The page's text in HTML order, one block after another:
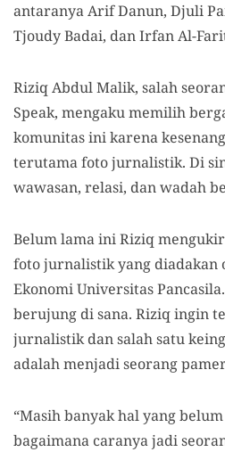
antaranya Arif Danun, Djuli
Tjoudy Badai, dan Irfan Al-
Riziq Abdul Malik, salah
Speak, mengaku memilih
komunitas ini karena
terutama foto jurnalistik. Di
wawasan, relasi, dan wadah
Belum lama ini Riziq
foto jurnalistik yang diadakan
Ekonomi Universitas
berujung di sana. Riziq ingin
jurnalistik dan salah satu
adalah menjadi seorang
“Masih banyak hal yang
bagaimana caranya jadi